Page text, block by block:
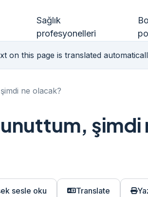
Sağlık
profesyonelleri
on this page is translated
ne olacak?
şimdi
sesle oku Translate